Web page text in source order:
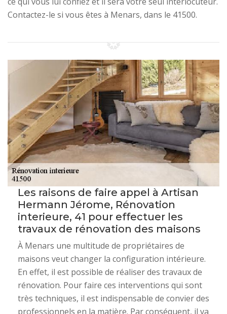
Contactez-le si vous êtes à Menars, dans le 41500.
Les raisons de faire appel à Artisan
Hermann Jérome, Rénovation
interieure, 41 pour effectuer les
travaux de rénovation des maisons
À Menars une multitude de propriétaires de
maisons veut changer la configuration intérieure.
En effet, il est possible de réaliser des travaux de
rénovation. Pour faire ces interventions qui sont
très techniques, il est indispensable de convier des
professionnels en la matière. Par conséquent, il va